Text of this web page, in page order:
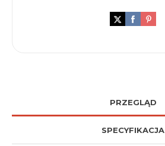
PRZEGLĄD
SPECYFIKACJA